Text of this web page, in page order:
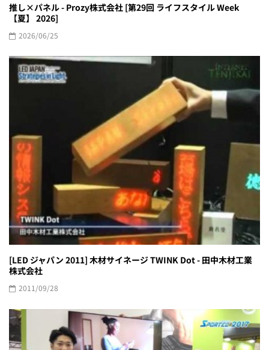
推し×パネル - Prozy株式会社 [第29回 ライフスタイル Week
【夏】 2026]
2026/06/25
[LED ジャパン 2011] 木材サイネージ TWINK Dot - 田中木材工業
株式会社
2011/09/28